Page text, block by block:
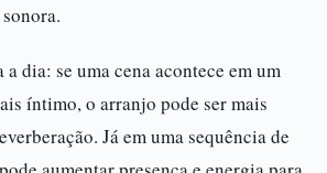
dia: se uma cena acontece em um
íntimo, o arranjo pode ser mais
Já em uma sequência de